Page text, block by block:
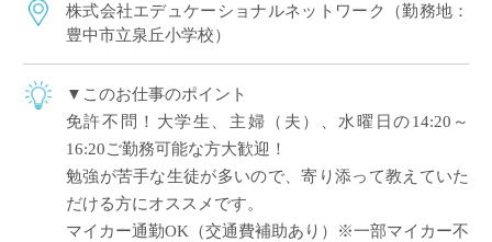
株式会社エデュケーショナルネットワーク（勤務地：
豊中市立泉丘小学校）
▼このお仕事のポイント
免許不問！大学生、主婦（夫）、水曜日の14:20～
16:20ご勤務可能な方大歓迎！
勉強が苦手な生徒が多いので、寄り添って教えていた
だける方にオススメです。
マイカー通勤OK（交通費補助あり）※一部マイカー不